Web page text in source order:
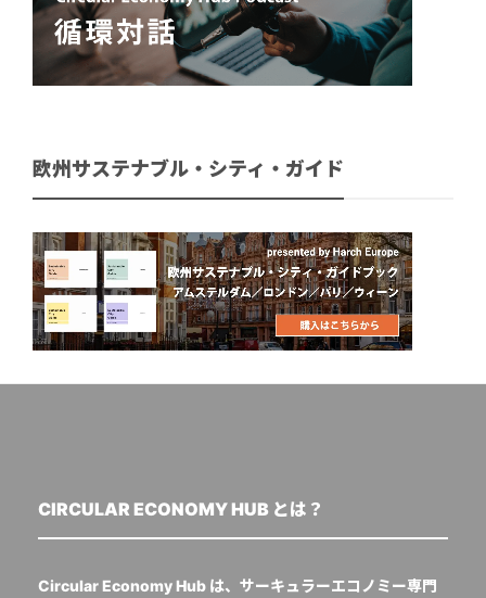
欧州サステナブル・シティ・ガイド
CIRCULAR ECONOMY HUB とは？
Circular Economy Hub は、サーキュラーエコノミー専門